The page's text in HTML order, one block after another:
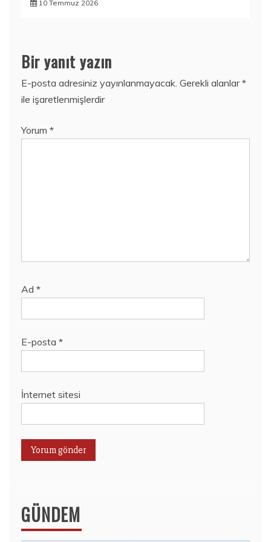
10 Temmuz 2026
Bir yanıt yazın
E-posta adresiniz yayınlanmayacak. Gerekli alanlar*
ile işaretlenmişlerdir
Yorum *
Ad *
E-posta *
İnternet sitesi
GÜNDEM